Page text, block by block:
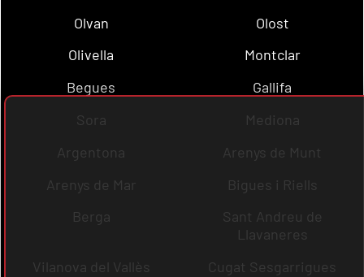
Olvan
Olost
Olivella
Montclar
Begues
Gallifa
Sora
Mediona
Argentona
Arenys de Munt
Arenys de Mar
Bigues i Riells
Berga
Sant Andreu de
Llavaneres
Vilanova del Vallès
Cugat Sesgarrigues